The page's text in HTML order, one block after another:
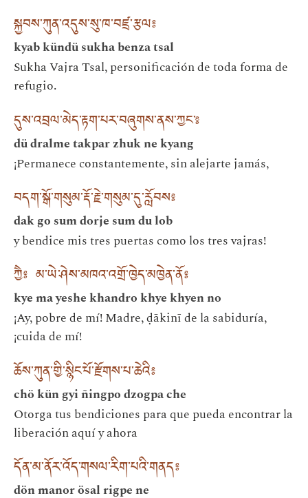
སྐྱབས་ཀུན་འདུས་སུ་ཁ་བཛྲ་རྩལ༔
kyab kündü sukha benza tsal
Sukha Vajra Tsal, personificación de toda forma de
refugio.
དུས་འབྲལ་མེད་རྟག་པར་བཞུགས་ནས་ཀྱང་༔
dü dralme takpar zhuk ne kyang
¡Permanece constantemente, sin alejarte jamás,
བདག་སྒོ་གསུམ་རྡོ་རྗེ་གསུམ་དུ་རློབས༔
dak go sum dorje sum du lob
y bendice mis tres puertas como los tres vajras!
ཀྱཻ༔ མ་ཡེ་ཤེས་མཁའ་འགྲོ་ཁྱེད་མཁྱེན་ནོ༔
kye ma yeshe khandro khye khyen no
¡Ay, pobre de mí! Madre, ḍākinī de la sabiduría,
¡cuida de mí!
ཆོས་ཀུན་གྱི་སྙིང་པོ་རྫོགས་པ་ཆེའི༔
chö kün gyi ñingpo dzogpa che
Otorga tus bendiciones para que pueda encontrar la
liberación aquí y ahora
དོན་མ་ནོར་འོད་གསལ་རིག་པའི་གནད༔
dön manor ösal rigpe ne